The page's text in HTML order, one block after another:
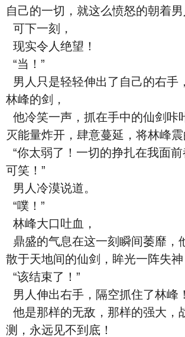
自己的一切，就这么愤怒的朝着男
可下一刻，
现实令人绝望！
“当！”
男人只是轻轻伸出了自己的右手
林峰的剑，
他冷笑一声，抓在手中的仙剑咔
灭能量炸开，肆意蔓延，将林峰震
“你太弱了！一切的挣扎在我面前
可笑！”
男人冷漠说道。
“噗！”
林峰大口吐血，
鼎盛的气息在这一刻瞬间萎靡，
散于天地间的仙剑，眸光一阵失神
“该结束了！”
男人伸出右手，隔空抓住了林峰！
他是那样的无敌，那样的强大，
测，永远见不到底！